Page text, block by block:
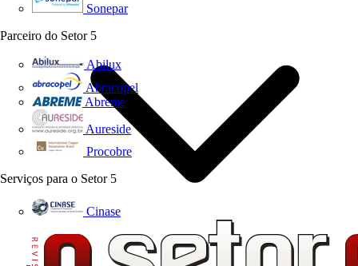
Sonepar
Parceiro do Setor 5
Abilux
Abracopel
Abreme
Aureside
Procobre
Serviços para o Setor 5
Cinase